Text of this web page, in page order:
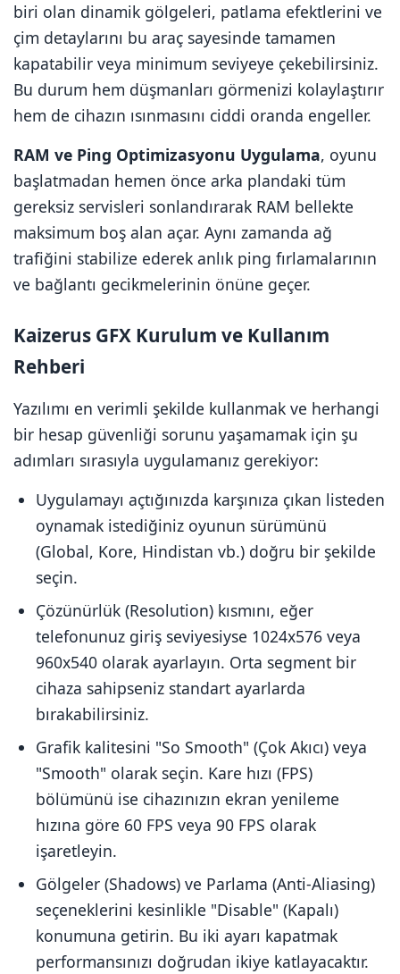
biri olan dinamik gölgeleri, patlama efektlerini ve
çim detaylarını bu araç sayesinde tamamen
kapatabilir veya minimum seviyeye çekebilirsiniz.
Bu durum hem düşmanları görmenizi kolaylaştırır
hem de cihazın ısınmasını ciddi oranda engeller.
RAM ve Ping Optimizasyonu Uygulama, oyunu
başlatmadan hemen önce arka plandaki tüm
gereksiz servisleri sonlandırarak RAM bellekte
maksimum boş alan açar. Aynı zamanda ağ
trafiğini stabilize ederek anlık ping fırlamalarının
ve bağlantı gecikmelerinin önüne geçer.
Kaizerus GFX Kurulum ve Kullanım
Rehberi
Yazılımı en verimli şekilde kullanmak ve herhangi
bir hesap güvenliği sorunu yaşamamak için şu
adımları sırasıyla uygulamanız gerekiyor:
Uygulamayı açtığınızda karşınıza çıkan listeden
oynamak istediğiniz oyunun sürümünü
(Global, Kore, Hindistan vb.) doğru bir şekilde
seçin.
Çözünürlük (Resolution) kısmını, eğer
telefonunuz giriş seviyesiyse 1024x576 veya
960x540 olarak ayarlayın. Orta segment bir
cihaza sahipseniz standart ayarlarda
bırakabilirsiniz.
Grafik kalitesini "So Smooth" (Çok Akıcı) veya
"Smooth" olarak seçin. Kare hızı (FPS)
bölümünü ise cihazınızın ekran yenileme
hızına göre 60 FPS veya 90 FPS olarak
işaretleyin.
Gölgeler (Shadows) ve Parlama (Anti-Aliasing)
seçeneklerini kesinlikle "Disable" (Kapalı)
konumuna getirin. Bu iki ayarı kapatmak
performansınızı doğrudan ikiye katlayacaktır.